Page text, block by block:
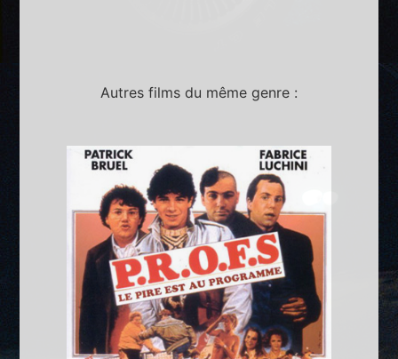
Autres films du même genre :